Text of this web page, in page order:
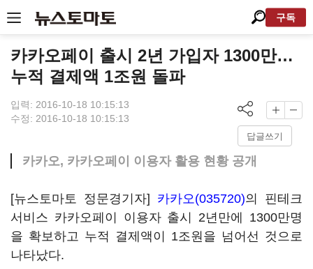
구독
카카오페이 출시 2년 가입자 1300만…
누적 결제액 1조원 돌파
입력: 2016-10-18 10:15:13
수정: 2016-10-18 10:15:13
답글쓰기
카카오, 카카오페이 이용자 활용 현황 공개
[뉴스토마토 정문경기자] 카카오(035720)의 핀테크
서비스 카카오페이 이용자 출시 2년만에 1300만명
을 확보하고 누적 결제액이 1조원을 넘어선 것으로
나타났다.